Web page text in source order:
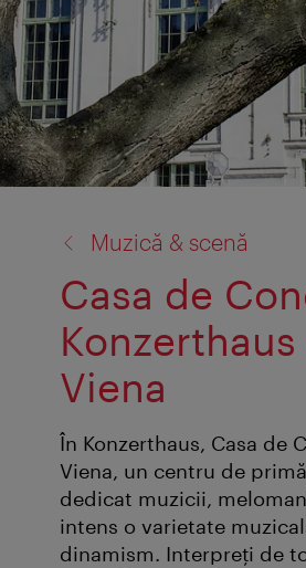
Muzică & scenă
Casa de
Viena
În Konzerthaus, Casa de
Viena, un centru de
dedicat muzicii,
intens o varietate
dinamism. Interpreţi de